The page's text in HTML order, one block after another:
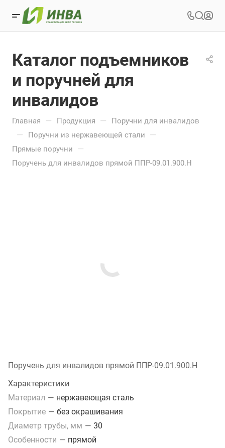
Каталог подъемников
и поручней для
инвалидов
Главная — Продукция — Поручни для инвалидов
— Поручни из нержавеющей стали —
Прямые поручни —
Поручень для инвалидов прямой ППР-09.01.900.Н
Поручень для инвалидов прямой ППР-09.01.900.Н
Характеристики
Материал — нержавеющая сталь
Покрытие — без окрашивания
Диаметр трубы, мм — 30
Особенности — прямой